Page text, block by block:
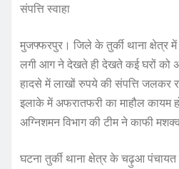
संपत्ति स्वाहा
मुजफ्फरपुर। जिले के तुर्की थाना क्षेत्र में
लगी आग ने देखते ही देखते कई घरों को
हादसे में लाखों रुपये की संपत्ति जलकर
इलाके में अफरातफरी का माहौल कायम
अग्निशमन विभाग की टीम ने काफी
घटना तुर्की थाना क्षेत्र के चढ़ुआ पंचायत